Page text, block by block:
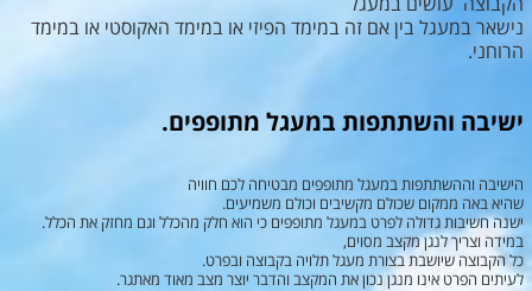
נישאר במעגל בין אם זה במימד הפיזי או במימד האקוסטי או במימד
הרוחני.
ישיבה והשתתפות במעגל מתופפים.
הישיבה וההשתתפות במעגל מתופפים מבטיחה לכם חוויה
שהיא באה ממקום שכולם מקשיבים וכולם משמיעים.
ישנה חשיבות גדולה לפרט במעגל מתופפים כי הוא חלק מהכלל וגם מחזק את הכלל.
במידה וצריך לנגן מקצב מסוים,
כל הקבוצה שיושבת בצורת מעגל תלויה בקבוצה ובפרט.
לעיתים הפרט אינו מנגן נכון את המקצב והדבר יוצר מצב מאוד מאתגר.